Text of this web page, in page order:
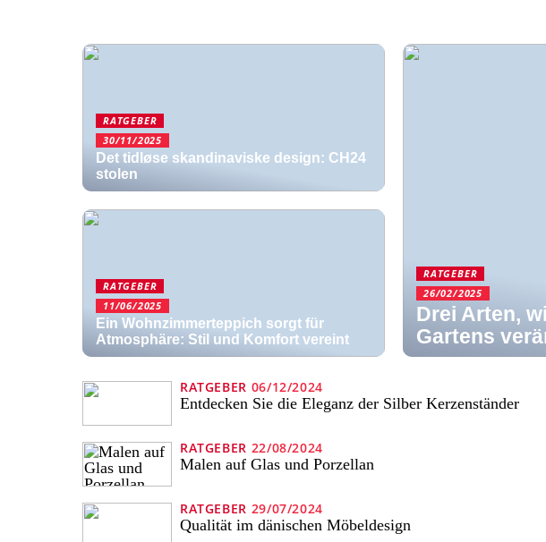
RATGEBER
30/11/2025
Det tidløse skandinaviske design: CH24
stolen
RATGEBER
11/06/2025
Ein Wohnzimmerteppich sorgt für
Atmosphäre: Stil und Komfort vereint
RATGEBER
26/02/2025
Drei Arten,
Gartens
RATGEBER 06/12/2024
Entdecken Sie die Eleganz der Silber Kerzenständer
RATGEBER 22/08/2024
Malen auf Glas und Porzellan
RATGEBER 29/07/2024
Qualität im dänischen Möbeldesign